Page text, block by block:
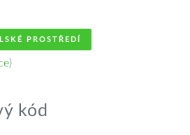
PROSTŘEDÍ
)
kód